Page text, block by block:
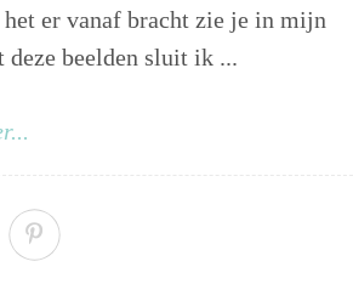
er vanaf bracht zie je in mijn
deze beelden sluit ik ...